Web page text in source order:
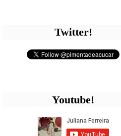
Twitter!
Youtube!